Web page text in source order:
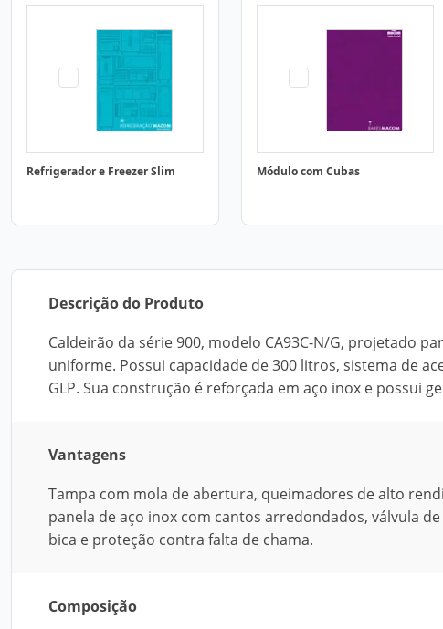
Refrigerador e Freezer Slim Módulo com Cubas
Descrição do Produto
Caldeirão da série 900, modelo CA93C-N/G, projetado
uniforme. Possui capacidade de 300 litros, sistema de
GLP. Sua construção é reforçada em aço inox e possui
Vantagens
Tampa com mola de abertura, queimadores de alto
panela de aço inox com cantos arredondados, válvula
bica e proteção contra falta de chama.
Composição